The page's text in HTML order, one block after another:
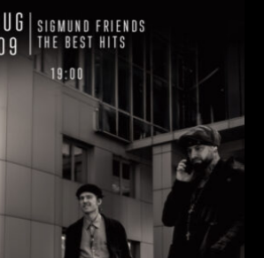
НЕДІЛЯ, 09 СЕРПНЯ
Павло Литвиненко (Рояль,) /Денис
Олександр Люлякін (Барабани,) /